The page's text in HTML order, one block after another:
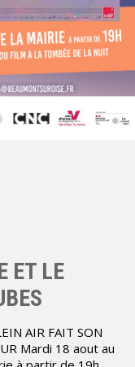
ET LE
AIR FAIT SON
Mardi 18 aout au